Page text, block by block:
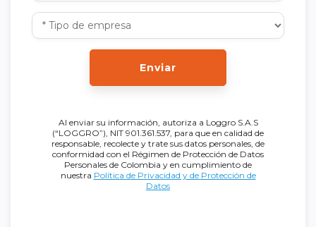
Enviar
Al enviar su información, autoriza a Loggro S.A.S
(“LOGGRO”), NIT 901.361.537, para que en calidad de
responsable, recolecte y trate sus datos personales, de
conformidad con el Régimen de Protección de Datos
Personales de Colombia y en cumplimiento de
nuestra Política de Privacidad y de Protección de
Datos